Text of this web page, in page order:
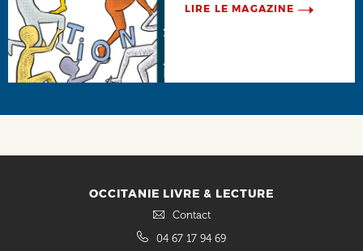
LIRE LE MAGAZINE
OCCITANIE LIVRE & LECTURE
Contact
04 67 17 94 69